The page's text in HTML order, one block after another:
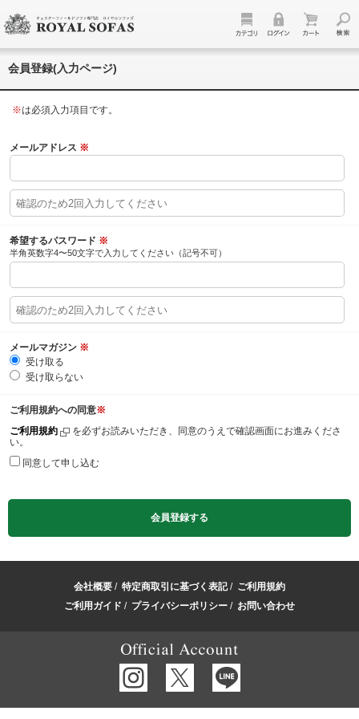
会員登録(入力ページ)
※は必須入力項目です。
メールアドレス ※
希望するパスワード ※
半角英数字4〜50文字で入力してください（記号不可）
メールマガジン ※
受け取る
受け取らない
ご利用規約への同意※
ご利用規約
を必ずお読みいただき、同意のうえで確認画面にお進みくださ
い。
同意して申し込む
会社概要 / 特定商取引に基づく表記/ ご利用規約
ご利用ガイド / プライバシーポリシー / お問い合わせ